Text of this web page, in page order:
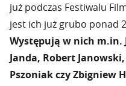
już podczas Festiwalu
jest ich już grubo ponad
Występują w nich m.in.
Janda, Robert
Pszoniak czy Zbigniew